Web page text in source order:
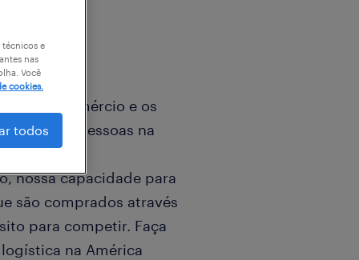
o comércio e os
vida das pessoas na
nossa capacidade para
são comprados através
para competir. Faça
na América
técnicos e
nas
Você
cookies.
todos